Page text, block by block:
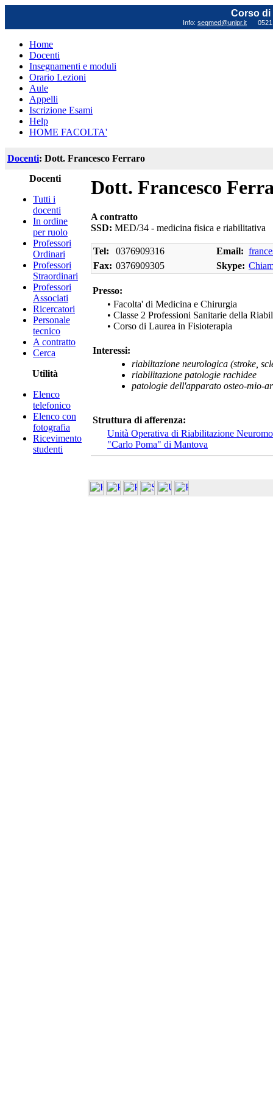
Corso di
Info: segmed@unipr.it
Home
Docenti
Insegnamenti e moduli
Orario Lezioni
Aule
Appelli
Iscrizione Esami
Help
HOME FACOLTA'
Docenti: Dott. Francesco Ferraro
Docenti
Tutti i
docenti
In ordine
per ruolo
Professori
Ordinari
Professori
Straordinari
Professori
Associati
Ricercatori
Personale
tecnico
A contratto
Cerca
Utilità
Elenco
telefonico
Elenco con
fotografia
Ricevimento
studenti
Dott. Francesco
A contratto
SSD: MED/34 - medicina fisica e riabilitativa
Tel: 0376909316 Email:
Fax: 0376909305 Skype:
Presso:
• Facolta' di Medicina e Chirurgia
• Classe 2 Professioni Sanitarie della
• Corso di Laurea in Fisioterapia
Interessi:
riabiltazione neurologica (stroke,
riabilitazione patologie rachidee
patologie dell'apparato osteo-mio-
Struttura di afferenza:
Unità Operativa di Riabilitazione
"Carlo Poma" di Mantova